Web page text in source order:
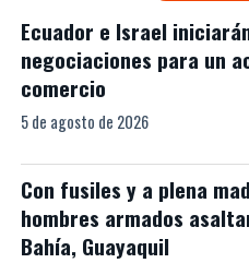
Ecuador e Israel
negociaciones para un
comercio
5 de agosto de 2026
Con fusiles y a plena
hombres armados
Bahía, Guayaquil